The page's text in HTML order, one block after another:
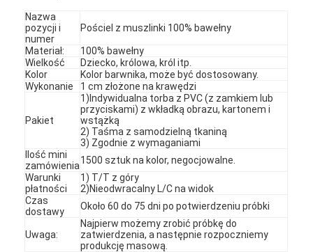
Nazwa
pozycji i
numer
Pościel z muszlinki 100% bawełny
Materiał:
100% bawełny
Wielkość
Dziecko, królowa, król itp.
Kolor
Kolor barwnika, może być dostosowany.
Wykonanie
1 cm złożone na krawędzi
Pakiet
1)Indywidualna torba z PVC (z zamkiem lub
przyciskami) z wkładką obrazu, kartonem i
wstążką
2) Taśma z samodzielną tkaniną
3) Zgodnie z wymaganiami
Ilość mini
zamówienia1500 sztuk na kolor, negocjowalne.
Warunki
płatności
1) T/T z góry
2)Nieodwracalny L/C na widok
Czas
dostawy
Około 60 do 75 dni po potwierdzeniu próbki
Uwaga:
Najpierw możemy zrobić próbkę do
zatwierdzenia, a następnie rozpoczniemy
produkcję masową.